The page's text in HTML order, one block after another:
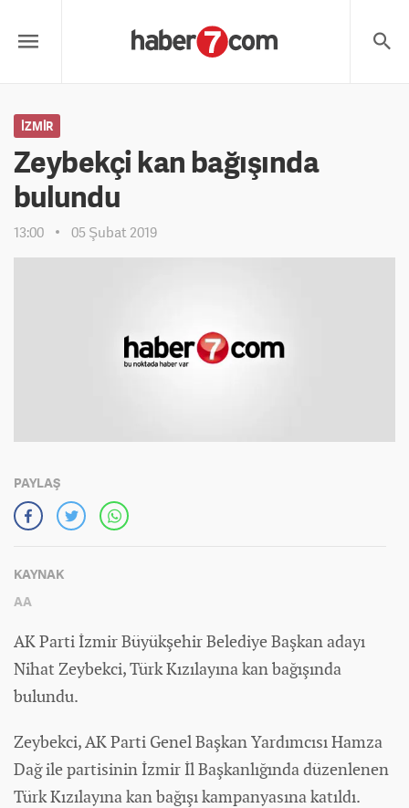
İZMIR
Zeybekçi kan bağışında
bulundu
13:00 05 Şubat 2019
PAYLAŞ
KAYNAK
AA
AK Parti İzmir Büyükşehir Belediye Başkan adayı
Nihat Zeybekci, Türk Kızılayına kan bağışında
bulundu.
Zeybekci, AK Parti Genel Başkan Yardımcısı Hamza
Dağ ile partisinin İzmir İl Başkanlığında düzenlenen
Türk Kızılayına kan bağışı kampanyasına katıldı.